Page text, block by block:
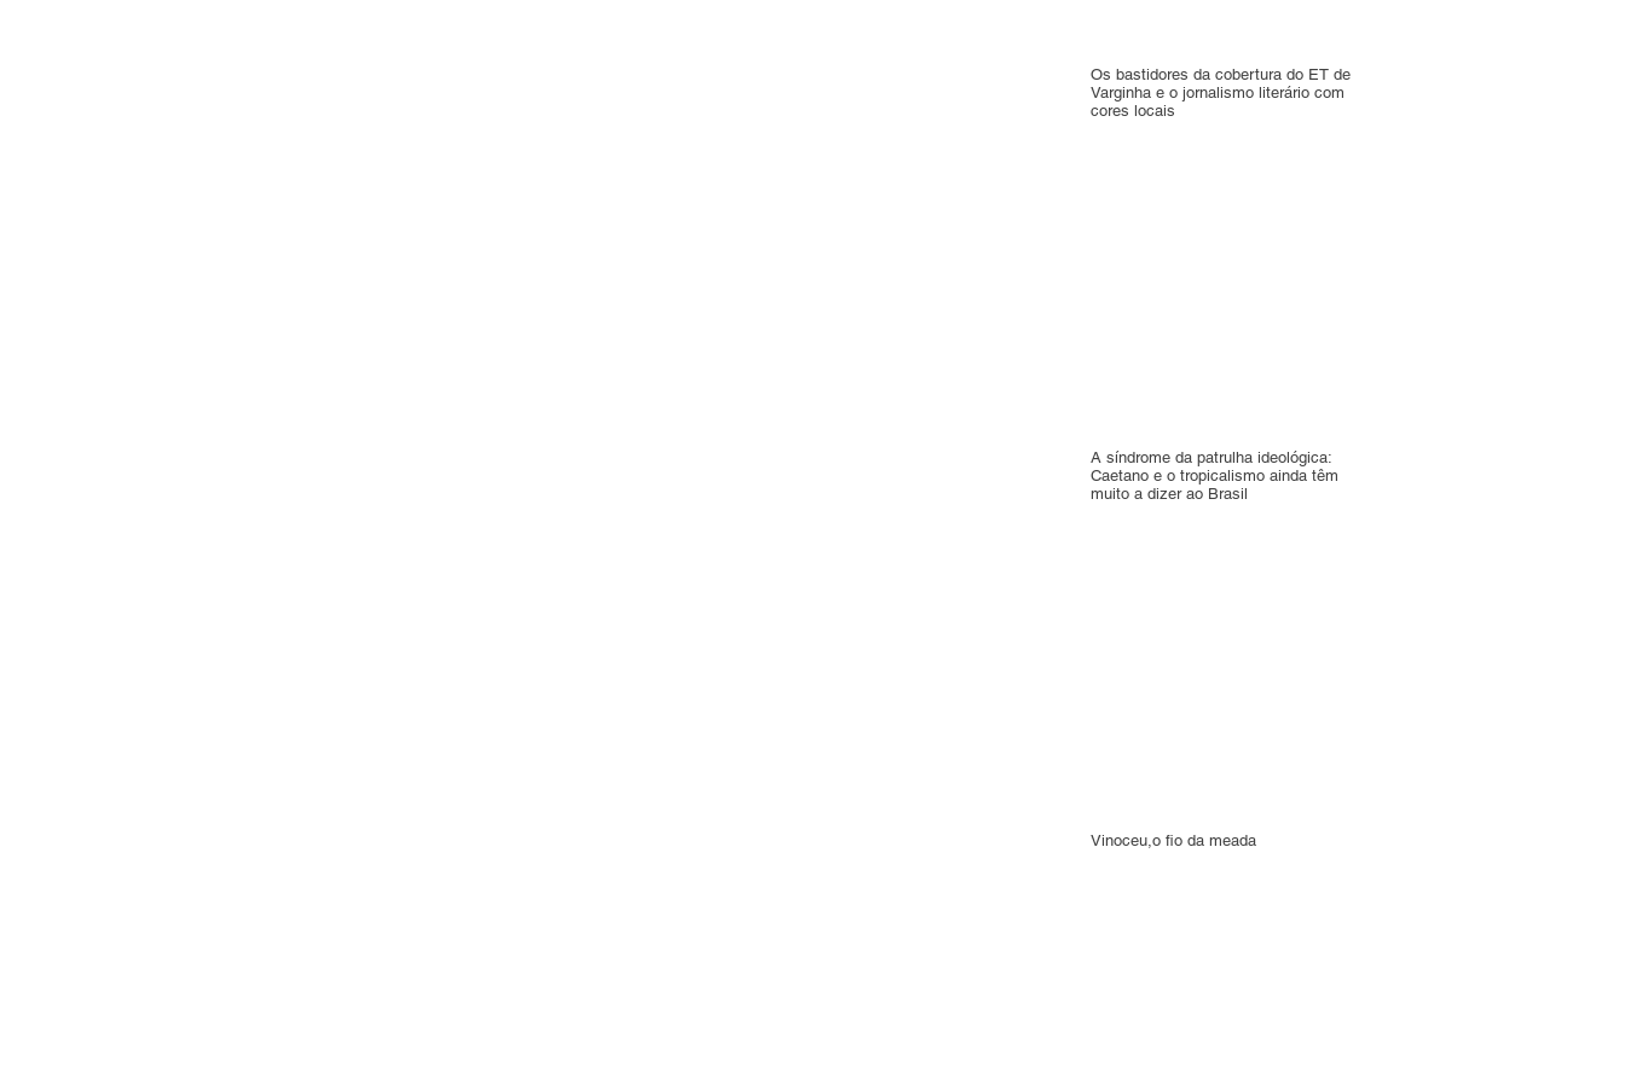
Os bastidores da cobertura do ET de
Varginha e o jornalismo literário com
cores locais
A síndrome da patrulha ideológica:
Caetano e o tropicalismo ainda têm
muito a dizer ao Brasil
Vinoceu,o fio da meada